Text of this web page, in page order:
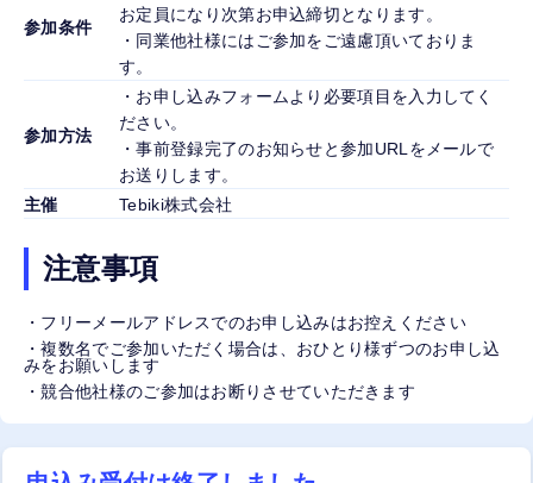
参加条件
お定員になり次第お申込締切となります。
・同業他社様にはご参加をご遠慮頂いておりま
す。
参加方法
・お申し込みフォームより必要項目を入力してく
ださい。
・事前登録完了のお知らせと参加URLをメールで
お送りします。
主催
Tebiki株式会社
注意事項
・フリーメールアドレスでのお申し込みはお控えください
・複数名でご参加いただく場合は、おひとり様ずつのお申し込
みをお願いします
・競合他社様のご参加はお断りさせていただきます